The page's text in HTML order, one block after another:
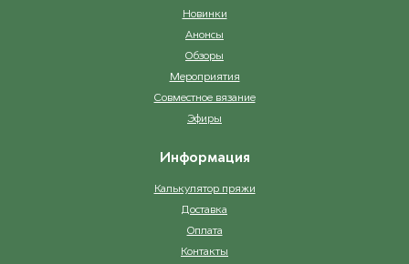
Новинки
Анонсы
Обзоры
Мероприятия
Совместное вязание
Эфиры
Информация
Калькулятор пряжи
Доставка
Оплата
Контакты